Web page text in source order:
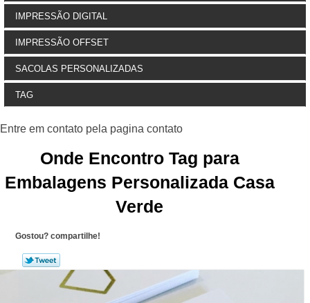
IMPRESSÃO DIGITAL
IMPRESSÃO OFFSET
SACOLAS PERSONALIZADAS
TAG
Onde Encontro Tag para
Embalagens Personalizada Casa
Verde
Gostou? compartilhe!